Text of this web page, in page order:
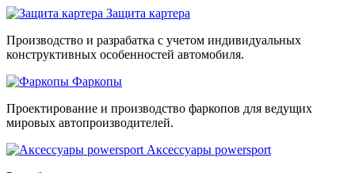
Защита картера
Производство и разрабатка с учетом индивидуальных
конструктивных особенностей автомобиля.
Фаркопы
Проектирование и производство фаркопов для ведущих
мировых автопроизводителей.
Аксессуары powersport